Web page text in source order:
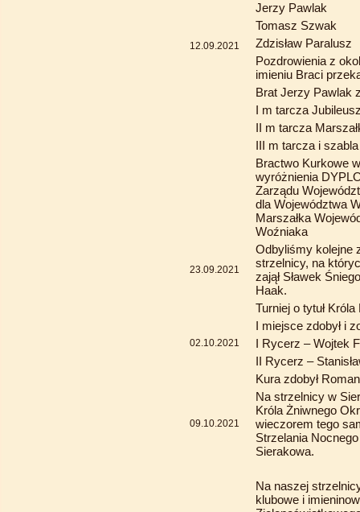
12.09.2021
Jerzy Pawlak
Tomasz Szwak
Zdzisław Paralusz
Pozdrowienia z
imieniu Braci
Brat Jerzy Pawlak
I m tarcza
II m tarcza
III m tarcza i
Bractwo Kurkowe
wyróżnienia
Zarządu
dla Województwa
Marszałka
Woźniaka
23.09.2021
Odbyliśmy kolejne
strzelnicy, na
zajął Sławek
Haak.
02.10.2021
Turniej o tytuł Króla
I miejsce zdobył i
I Rycerz – Wojtek
II Rycerz –
Kura zdobył
09.10.2021
Na strzelnicy w
Króla Żniwnego
wieczorem tego
Strzelania
Sierakowa.
Na naszej
klubowe i